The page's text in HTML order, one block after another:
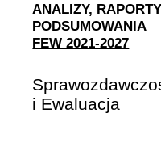
ANALIZY,
PODSUMOWANIA
FEW 2021-2027
i Ewaluacja